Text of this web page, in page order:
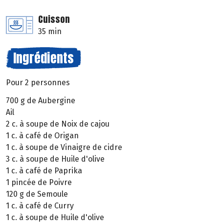
Cuisson
35 min
Ingrédients
Pour 2 personnes
700 g de Aubergine
Ail
2 c. à soupe de Noix de cajou
1 c. à café de Origan
1 c. à soupe de Vinaigre de cidre
3 c. à soupe de Huile d'olive
1 c. à café de Paprika
1 pincée de Poivre
120 g de Semoule
1 c. à café de Curry
1 c. à soupe de Huile d'olive